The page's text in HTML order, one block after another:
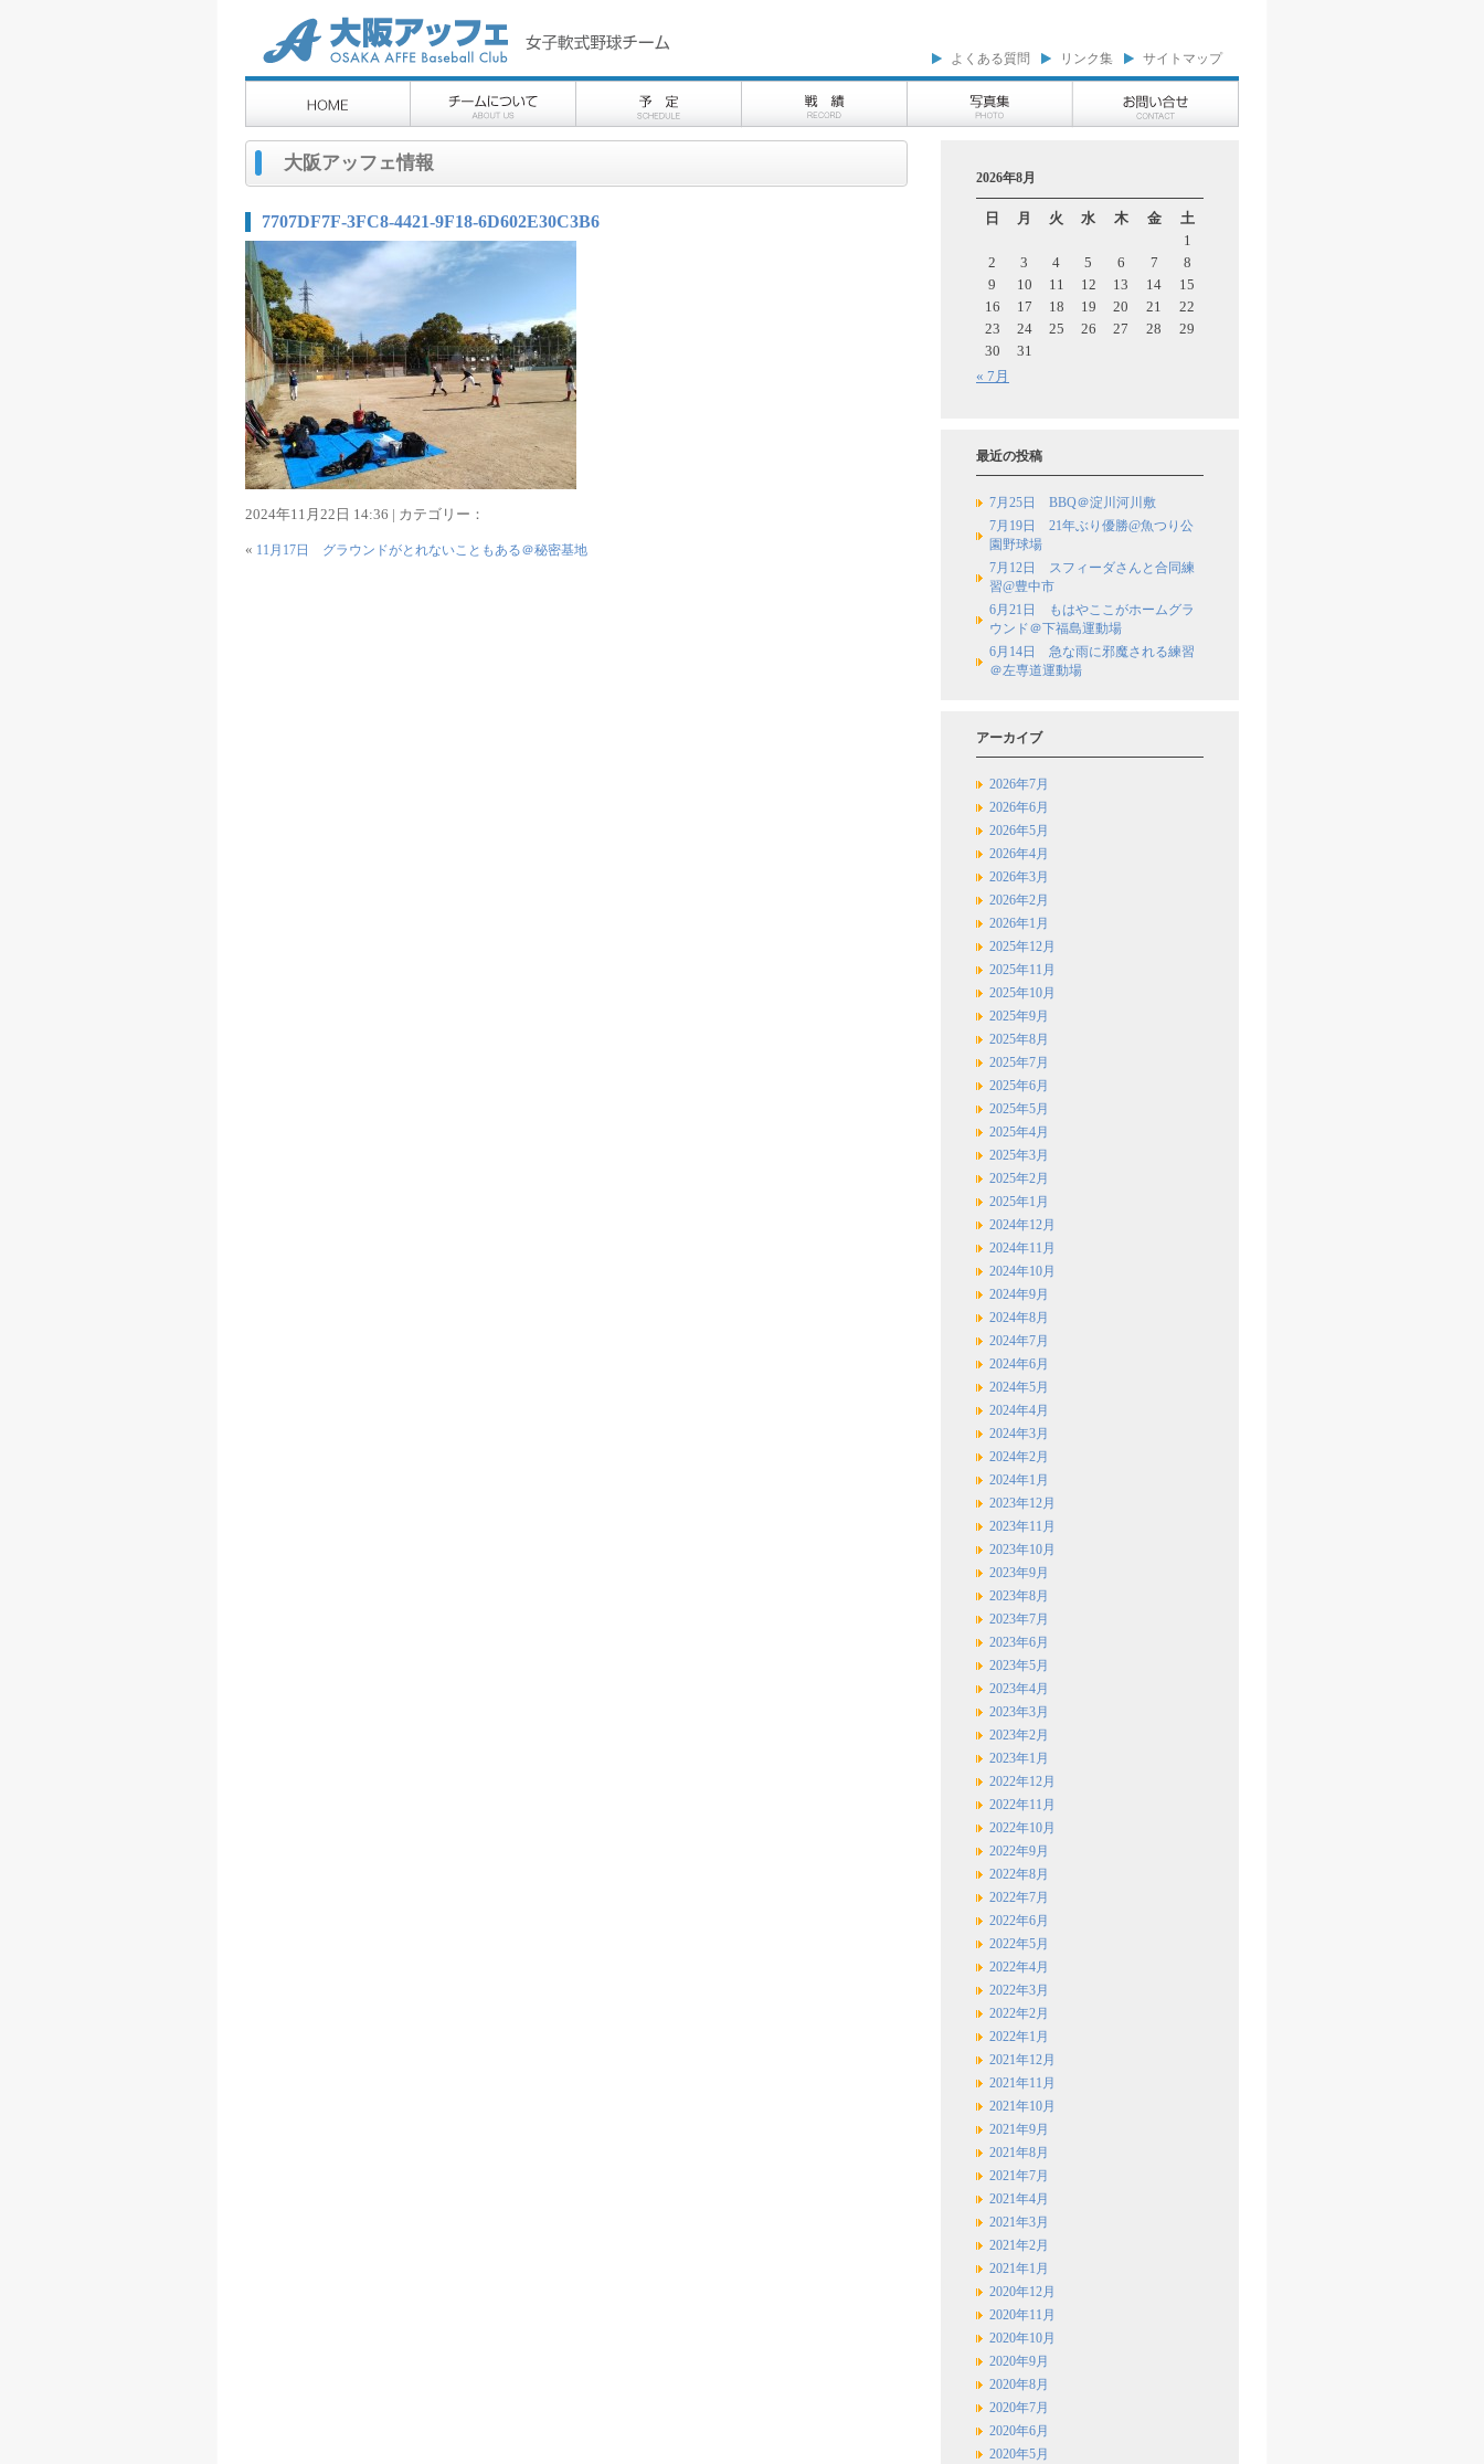
よくある質問 リンク集 サイトマップ
大阪アッフェ情報
7707DF7F-3FC8-4421-9F18-6D602E30C3B6
2024年11月22日 14:36 | カテゴリー：
« 11月17日 グラウンドがとれないこともある＠秘密基地
2026年8月
日 月 火 水 木 金 土
« 7月
1
2
3 4 5 6 7
8
9
10 11 12 13 14
15
16
17 18 19 20 21
22
23
24 25 26 27 28
29
30
31
最近の投稿
7月25日 BBQ＠淀川河川敷
7月19日 21年ぶり優勝@魚つり公
園野球場
7月12日 スフィーダさんと合同練
習@豊中市
6月21日 もはやここがホームグラ
ウンド＠下福島運動場
6月14日 急な雨に邪魔される練習
＠左専道運動場
アーカイブ
2026年7月
2026年6月
2026年5月
2026年4月
2026年3月
2026年2月
2026年1月
2025年12月
2025年11月
2025年10月
2025年9月
2025年8月
2025年7月
2025年6月
2025年5月
2025年4月
2025年3月
2025年2月
2025年1月
2024年12月
2024年11月
2024年10月
2024年9月
2024年8月
2024年7月
2024年6月
2024年5月
2024年4月
2024年3月
2024年2月
2024年1月
2023年12月
2023年11月
2023年10月
2023年9月
2023年8月
2023年7月
2023年6月
2023年5月
2023年4月
2023年3月
2023年2月
2023年1月
2022年12月
2022年11月
2022年10月
2022年9月
2022年8月
2022年7月
2022年6月
2022年5月
2022年4月
2022年3月
2022年2月
2022年1月
2021年12月
2021年11月
2021年10月
2021年9月
2021年8月
2021年7月
2021年4月
2021年3月
2021年2月
2021年1月
2020年12月
2020年11月
2020年10月
2020年9月
2020年8月
2020年7月
2020年6月
2020年5月